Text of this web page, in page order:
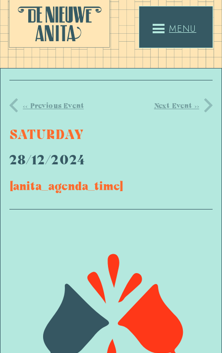
MENU
<< Previous Event Next Event >>
SATURDAY
28/12/2024
[anita_agenda_time]